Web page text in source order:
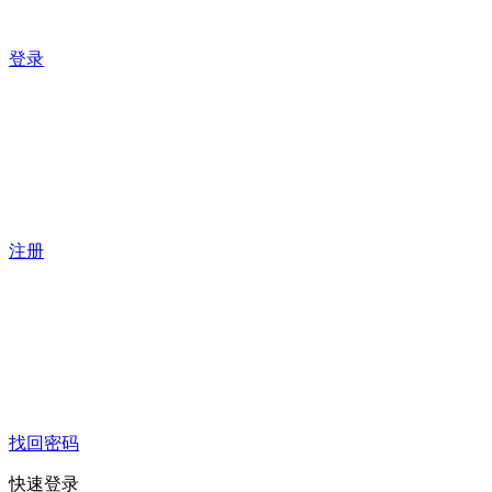
登录
注册
找回密码
快速登录